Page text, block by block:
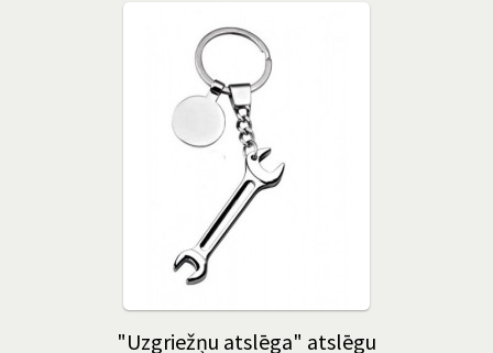
"Uzgriežņu atslēga" atslēgu